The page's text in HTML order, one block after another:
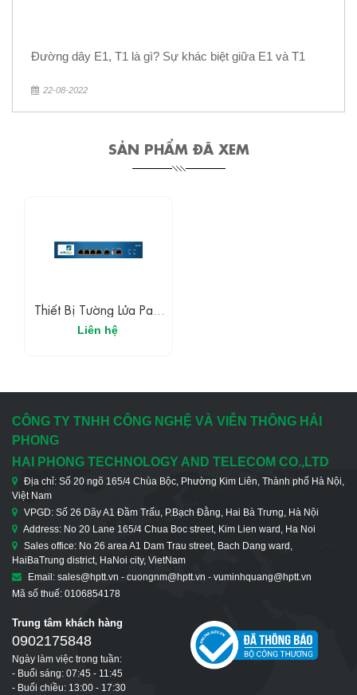
Đường dây E1, T1 là gì? Sự khác biệt giữa E1 và T1
22-08-2022
SẢN PHẨM ĐÃ XEM
Thiết Bị Tường Lửa Palo
Alto PA-200
Liên hệ
CÔNG TY TNHH CÔNG NGHỆ VÀ VIỄN THÔNG HẢI
PHONG
HAI PHONG TECHNOLOGY AND TELECOM CO.,LTD
Địa chỉ: Số 20 ngõ 165/4 Chùa Bộc, Phường Kim Liên, Thành phố Hà Nội,
Việt Nam
VPGD: Số 26 Dãy A1 Đầm Trấu, P.Bạch Đằng, Hai Bà Trưng, Hà Nội
Address: No 20 Lane 165/4 Chua Boc street, Kim Lien ward, Ha Noi
Sales office: No 26 area A1 Dam Trau street, Bach Dang ward,
HaiBaTrung district, HaNoi city, VietNam
Email: sales@hptt.vn - cuongnm@hptt.vn - vuminhquang@hptt.vn
Mã số thuế: 0106854178
Trung tâm khách hàng
0902175848
Ngày làm việc trong tuần:
- Buổi sáng: 07:45 - 11:45
- Buổi chiều: 13:00 - 17:30